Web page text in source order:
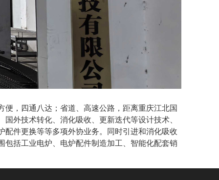
便，四通八达；省道、高速公路，距离重庆江北国
外技术转化、消化吸收、更新迭代等设计技术、
配件更换等等多项外协业务。同时引进和消化吸收
包括工业电炉、电炉配件制造加工
、智能化配套销